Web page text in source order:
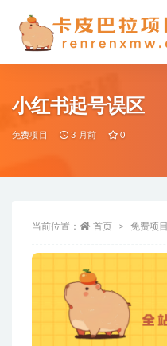
小红书起号误区
免费项目 3 月前 0
当前位置： 首页 免费项目